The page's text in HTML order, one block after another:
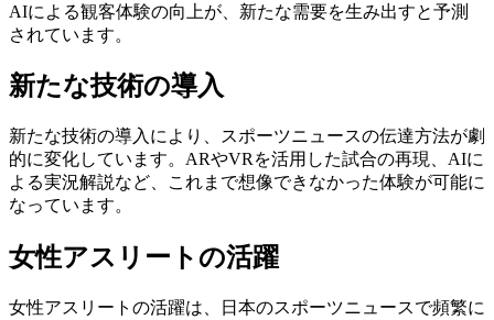
AIによる観客体験の向上が、新たな需要を生み出すと予測
されています。
新たな技術の導入
新たな技術の導入により、スポーツニュースの伝達方法が劇
的に変化しています。ARやVRを活用した試合の再現、AIに
よる実況解説など、これまで想像できなかった体験が可能に
なっています。
女性アスリートの活躍
女性アスリートの活躍は、日本のスポーツニュースで頻繁に